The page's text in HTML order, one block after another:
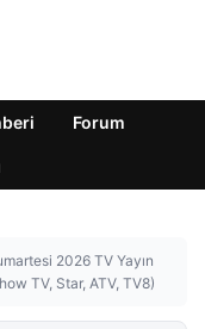
Forum
2026 TV Yayın
TV, Star, ATV, TV8)